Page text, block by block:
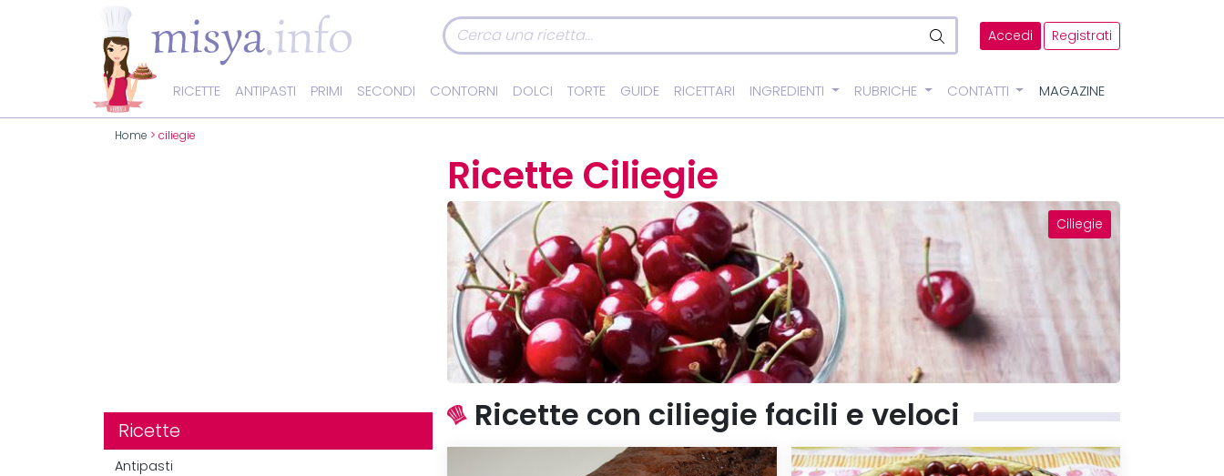
Accedi Registrati
RICETTE ANTIPASTI PRIMI SECONDI CONTORNI DOLCI TORTE GUIDE RICETTARI INGREDIENTI RUBRICHE CONTATTI MAGAZINE
Home > ciliegie
Ricette
Antipasti
Ricette Ciliegie
Ciliegie
Ricette con ciliegie facili e veloci